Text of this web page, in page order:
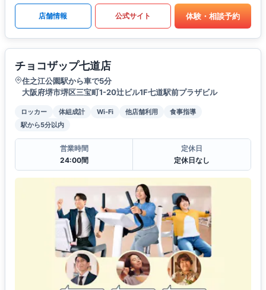
店舗情報 公式サイト 体験・相談予約
チョコザップ七道店
住之江公園駅から車で5分
大阪府堺市堺区三宝町1-20辻ビル1F七道駅前プラザビル
ロッカー 体組成計 Wi-Fi 他店舗利用
食事指導
駅から5分以内
営業時間
24:00間
定休日
定休日なし